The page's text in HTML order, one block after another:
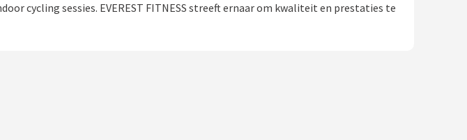
cycling sessies. EVEREST FITNESS streeft ernaar om kwaliteit en prestaties te